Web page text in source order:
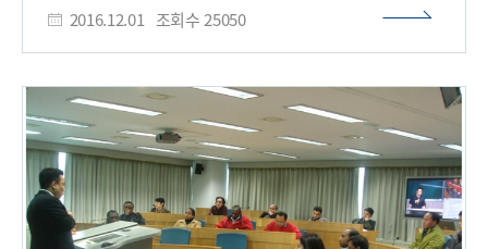
익틴그룹(Ikh Tiin Group)간 스마트 팜 협력사업 MOU를
몽골 전자정부센터(MeGO)와의 협력을 통해 현지 기술수요를
발굴하고 국내의 기술을 매칭 하여 기술사업화 모델을 제시했다.
한국전자통신연구원(ETRI) 대경권연구센터는 그린하우스 온실
제어 시스템 기술을 개발하고 인포벨리코리아가 함께 참여했다.
그 결과 지난 10월 말 울란바토르 인근 바춤버(Batsumber)
지역에 몽골 익틴그룹(Ikh Tiin Group)이 투자한 120제곱미터
(㎡) 규모의 그린하우스가 완공됐다. 몽골은 육식 위주의 오래된
2016.12.01 조회수 25050